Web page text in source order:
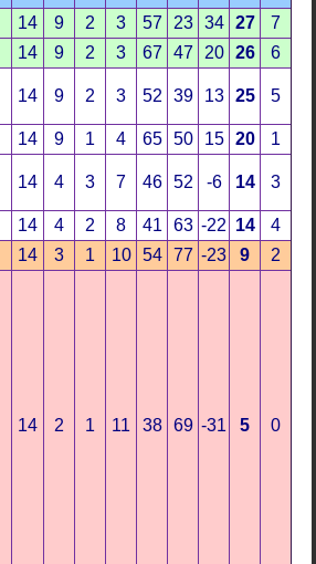
14 9 2 3 57 23 34 27
7
14 9 2 3 67 47 20 26 6
14 9 2 3 52 39 13 25 5
14 9 1 4 65 50 15 20 1
14 4 3 7 46 52 -6 14 3
14 4 2 8 41 63 -22 14
4
14 3 1 10 54 77 -23 9 2
14 2 1 11 38 69 -31 5 0